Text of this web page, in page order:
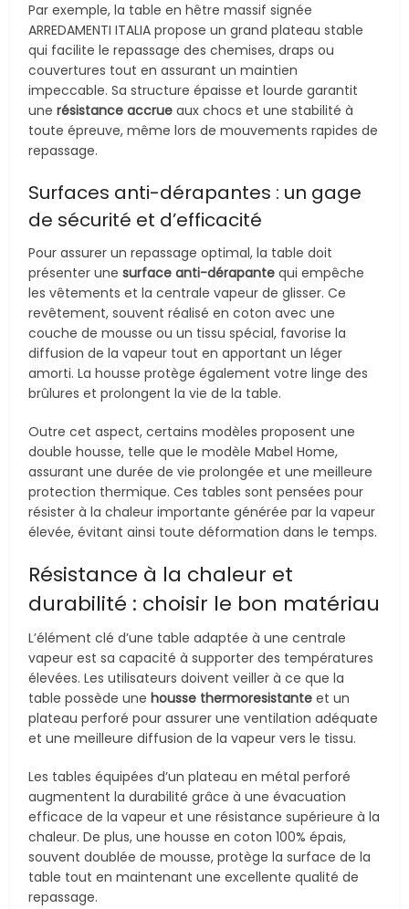
Par exemple, la table en hêtre massif signée
ARREDAMENTI ITALIA propose un grand plateau stable
qui facilite le repassage des chemises, draps ou
couvertures tout en assurant un maintien
impeccable. Sa structure épaisse et lourde garantit
unerésistance accrue aux chocs et une stabilité à
toute épreuve, même lors de mouvements rapides de
repassage.
Surfaces anti-dérapantes : un gage
de sécurité et d’efficacité
Pour assurer un repassage optimal, la table doit
présenter unesurface anti-dérapante qui empêche
les vêtements et la centrale vapeur de glisser. Ce
revêtement, souvent réalisé en coton avec une
couche de mousse ou un tissu spécial, favorise la
diffusion de la vapeur tout en apportant un léger
amorti. La housse protège également votre linge des
brûlures et prolongent la vie de la table.
Outre cet aspect, certains modèles proposent une
double housse, telle que le modèle Mabel Home,
assurant une durée de vie prolongée et une meilleure
protection thermique. Ces tables sont pensées pour
résister à la chaleur importante générée par la vapeur
élevée, évitant ainsi toute déformation dans le temps.
Résistance à la chaleur et
durabilité : choisir le bon matériau
L’élément clé d’une table adaptée à une centrale
vapeur est sa capacité à supporter des températures
élevées. Les utilisateurs doivent veiller à ce que la
table possède unehousse thermoresistante et un
plateau perforé pour assurer une ventilation adéquate
et une meilleure diffusion de la vapeur vers le tissu.
Les tables équipées d’un plateau en métal perforé
augmentent la durabilité grâce à une évacuation
efficace de la vapeur et une résistance supérieure à la
chaleur. De plus, une housse en coton 100% épais,
souvent doublée de mousse, protège la surface de la
table tout en maintenant une excellente qualité de
repassage.